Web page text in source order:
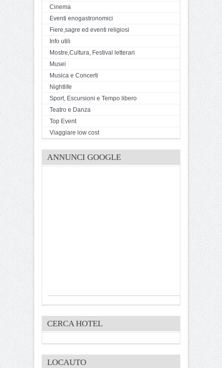
Cinema
Eventi enogastronomici
Fiere,sagre ed eventi religiosi
Info utili
Mostre,Cultura, Festival letterari
Musei
Musica e Concerti
Nightlife
Sport, Escursioni e Tempo libero
Teatro e Danza
Top Event
Viaggiare low cost
ANNUNCI GOOGLE
CERCA HOTEL
LOCAUTO